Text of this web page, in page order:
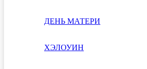
ДЕНЬ МАТЕРИ
ХЭЛОУИН